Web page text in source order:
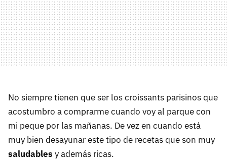
No siempre tienen que ser los croissants parisinos que
acostumbro a comprarme cuando voy al parque con
mi peque por las mañanas. De vez en cuando está
muy bien desayunar este tipo de recetas que son muy
saludables y además ricas.